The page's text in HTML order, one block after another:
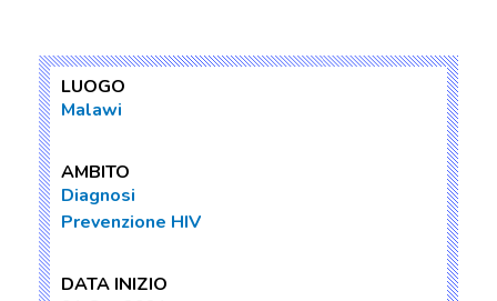
LUOGO
Malawi
AMBITO
Diagnosi
Prevenzione HIV
DATA INIZIO